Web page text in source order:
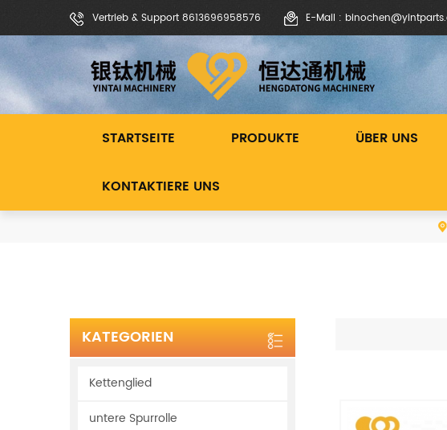
Vertrieb & Support 8613696958576 E-Mail :
STARTSEITE PRODUKTE ÜBER UNS
KONTAKTIERE UNS
KATEGORIEN
Kettenglied
untere Spurrolle